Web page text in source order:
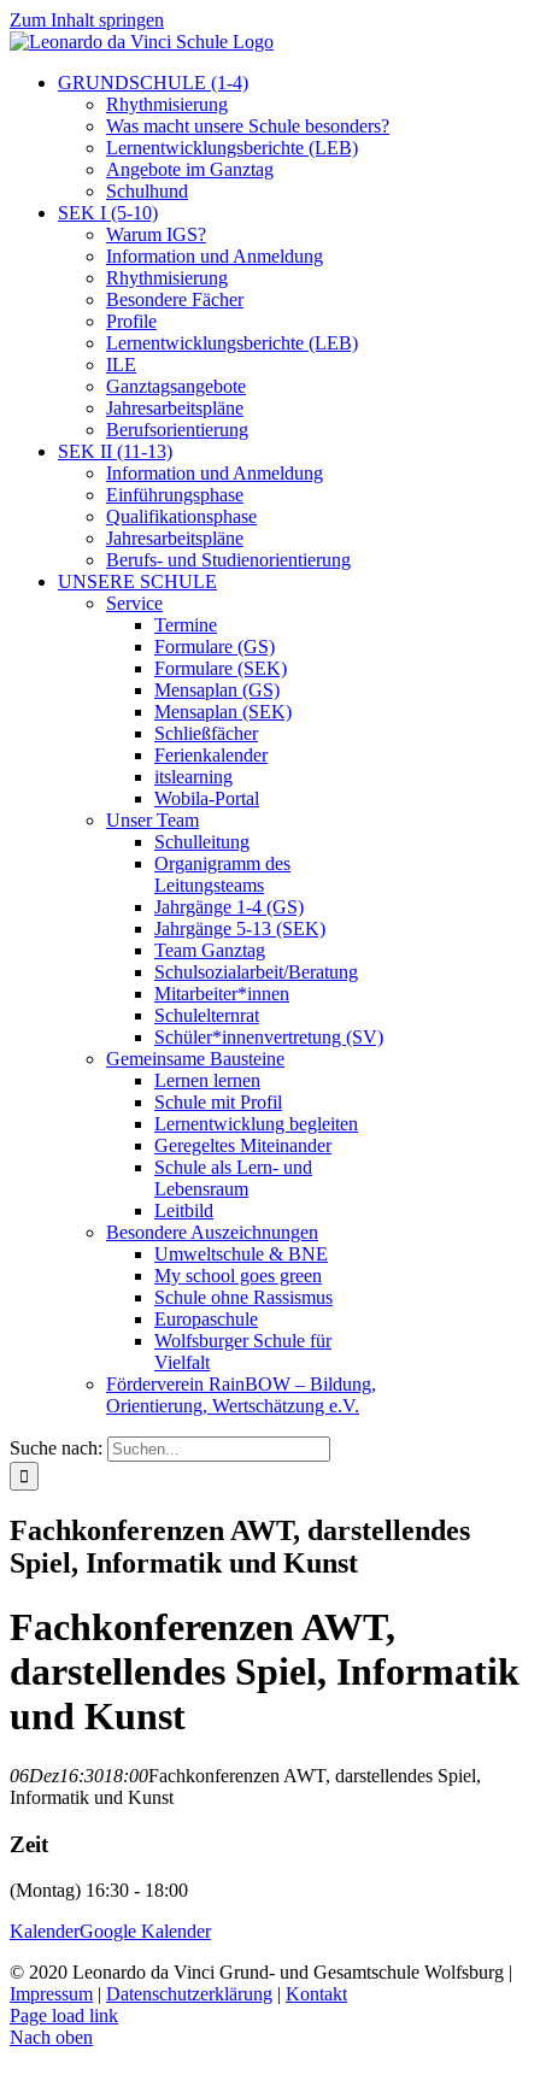
Zum Inhalt springen
GRUNDSCHULE (1-4)
Rhythmisierung
Was macht unsere Schule besonders?
Lernentwicklungsberichte (LEB)
Angebote im Ganztag
Schulhund
SEK I (5-10)
Warum IGS?
Information und Anmeldung
Rhythmisierung
Besondere Fächer
Profile
Lernentwicklungsberichte (LEB)
ILE
Ganztagsangebote
Jahresarbeitspläne
Berufsorientierung
SEK II (11-13)
Information und Anmeldung
Einführungsphase
Qualifikationsphase
Jahresarbeitspläne
Berufs- und Studienorientierung
UNSERE SCHULE
Service
Termine
Formulare (GS)
Formulare (SEK)
Mensaplan (GS)
Mensaplan (SEK)
Schließfächer
Ferienkalender
itslearning
Wobila-Portal
Unser Team
Schulleitung
Organigramm des
Leitungsteams
Jahrgänge 1-4 (GS)
Jahrgänge 5-13 (SEK)
Team Ganztag
Schulsozialarbeit/Beratung
Mitarbeiter*innen
Schulelternrat
Schüler*innenvertretung (SV)
Gemeinsame Bausteine
Lernen lernen
Schule mit Profil
Lernentwicklung begleiten
Geregeltes Miteinander
Schule als Lern- und
Lebensraum
Leitbild
Besondere Auszeichnungen
Umweltschule & BNE
My school goes green
Schule ohne Rassismus
Europaschule
Wolfsburger Schule für
Vielfalt
Förderverein RainBOW – Bildung,
Orientierung, Wertschätzung e.V.
Suche nach:
Fachkonferenzen AWT, darstellendes
Spiel, Informatik und Kunst
Fachkonferenzen AWT,
darstellendes Spiel, Informatik
und Kunst
06Dez16:3018:00Fachkonferenzen AWT, darstellendes Spiel,
Informatik und Kunst
Zeit
(Montag) 16:30 - 18:00
KalenderGoogle Kalender
© 2020 Leonardo da Vinci Grund- und Gesamtschule Wolfsburg |
Impressum | Datenschutzerklärung | Kontakt
Page load link
Nach oben